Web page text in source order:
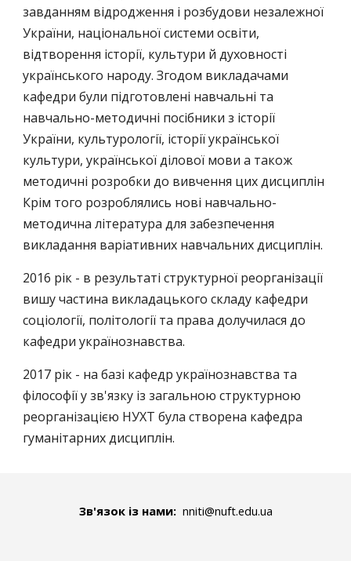
завданням відродження і розбудови незалежної
України, національної системи освіти,
відтворення історії, культури й духовності
українського народу. Згодом викладачами
кафедри були підготовлені навчальні та
навчально-методичні посібники з історії
України, культурології, історії української
культури, української ділової мови а також
методичні розробки до вивчення цих дисциплін
Крім того розроблялись нові навчально-
методична література для забезпечення
викладання варіативних навчальних дисциплін.
2016 рік - в результаті структурної реорганізації
вишу частина викладацького складу кафедри
соціології, політології та права долучилася до
кафедри українознавства.
2017 рік - на базі кафедр українознавства та
філософії у зв'язку із загальною структурною
реорганізацією НУХТ була створена кафедра
гуманітарних дисциплін.
Зв'язок із нами: nniti@nuft.edu.ua